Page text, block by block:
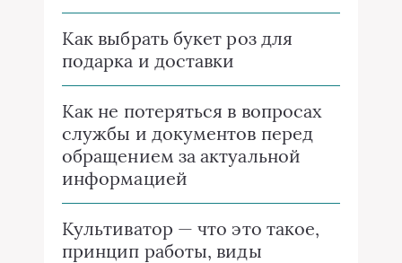
Как выбрать букет роз для
подарка и доставки
Как не потеряться в вопросах
службы и документов перед
обращением за актуальной
информацией
Культиватор — что это такое,
принцип работы, виды